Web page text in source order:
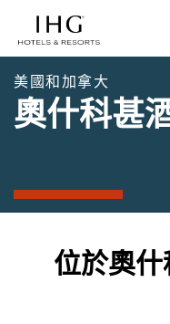
美國和加拿大
奧什科甚
位於奧